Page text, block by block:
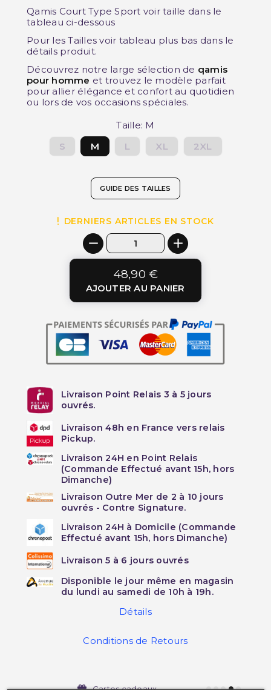
Qamis Court Type Sport voir taille dans le
tableau ci-dessous
Pour les Tailles voir tableau plus bas dans le
détails produit.
Découvrez notre large sélection de qamis
pour homme et trouvez le modèle parfait
pour allier élégance et confort au quotidien
ou lors de vos occasions spéciales.
Taille: M
S
M L XL 2XL
GUIDE DES TAILLES
DERNIERS ARTICLES EN STOCK
48,90 €
AJOUTER AU PANIER
Livraison Point Relais 3 à 5 jours
ouvrés.
Livraison 48h en France vers relais
Pickup.
Livraison 24H en Point Relais
(Commande Effectué avant 15h, hors
Dimanche)
Livraison Outre Mer de 2 à 10 jours
ouvrés - Contre Signature.
Livraison 24H à Domicile (Commande
Effectué avant 15h, hors Dimanche)
Livraison 5 à 6 jours ouvrés
Disponible le jour même en magasin
du lundi au samedi de 10h à 19h.
Détails
Conditions de Retours